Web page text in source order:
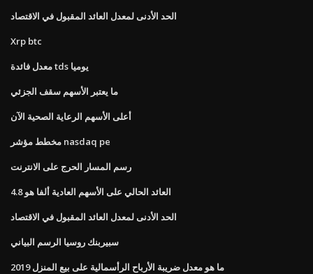
الحد الأدنى لمعدل العائد المقبول في الاقتصاد
Xrp btc
معدل فائدة tds يوميا
ما يعتبر الأسهم سقف الجزئي
أعلى الأسهم الرعاية الصحية الآن
مخطط مؤشر nasdaq pe
رسم المسار الحرج على الانترنت
العائد الحالي على الأسهم العادية ألفا هو 4.8
الحد الأدنى لمعدل العائد المقبول في الاقتصاد
سبيربنك روسيا الرسم البياني
ما هو معدل ضريبة الأرباح الرأسمالية على بيع المنزل 2019